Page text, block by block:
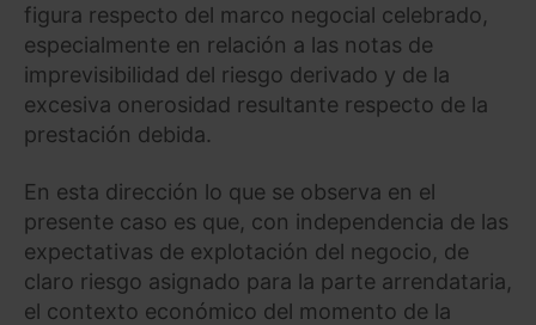
figura respecto del marco negocial celebrado,
especialmente en relación a las notas de
imprevisibilidad del riesgo derivado y de la
excesiva onerosidad resultante respecto de la
prestación debida.
En esta dirección lo que se observa en el
presente caso es que, con independencia de las
expectativas de explotación del negocio, de
claro riesgo asignado para la parte arrendataria,
el contexto económico del momento de la